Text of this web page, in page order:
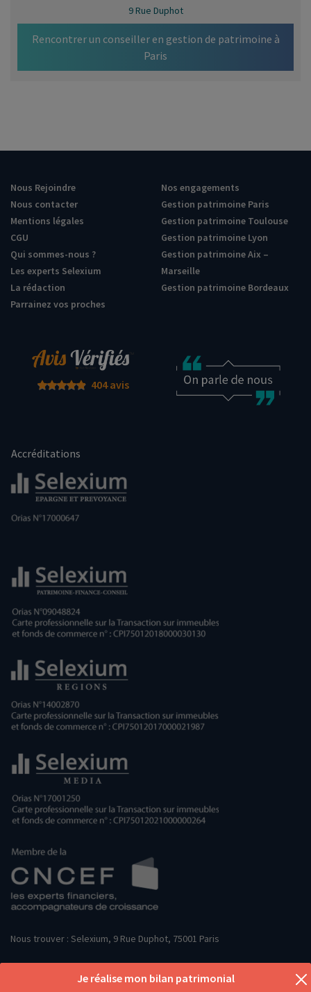
9 Rue Duphot
Rencontrer un conseiller en gestion de patrimoine à
Paris
Je réalise mon bilan patrimonial
Nous Rejoindre
Nous contacter
Mentions légales
CGU
Qui sommes-nous ?
Les experts Selexium
La rédaction
Parrainez vos proches
Nos engagements
Gestion patrimoine Paris
Gestion patrimoine Toulouse
Gestion patrimoine Lyon
Gestion patrimoine Aix –
Marseille
Gestion patrimoine Bordeaux
404 avis
Accréditations
Nous trouver : Selexium, 9 Rue Duphot, 75001 Paris